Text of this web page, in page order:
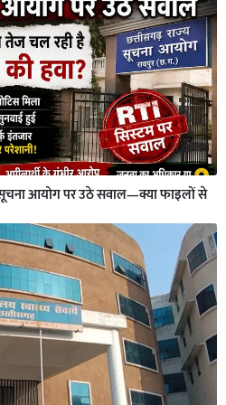
सूचना आयोग पर उठे सवाल—क्या फाइलों से